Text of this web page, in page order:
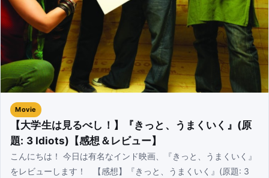
Movie
【大学生は見るべし！】『きっと、うまくいく』(原
題: 3 Idiots)【感想＆レビュー】
こんにちは！ 今日は有名なインド映画、『きっと、うまくいく』
をレビューします！ 【感想】『きっと、うまくいく』(原題: 3